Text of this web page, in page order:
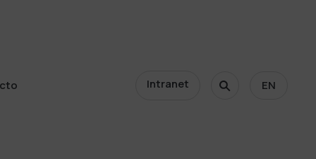
Intranet EN